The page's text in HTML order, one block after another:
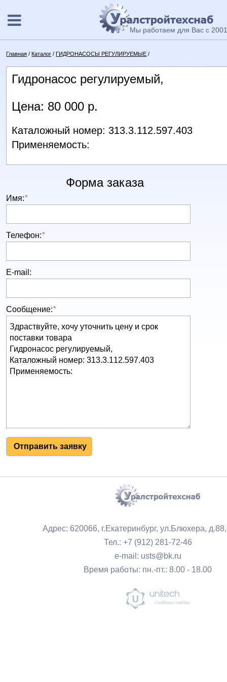
Мы работаем для Вас с
Главная /Каталог /ГИДРОНАСОСЫ РЕГУЛИРУЕМЫЕ /
Гидронасос регулируемый,
Цена: 80 000 р.
Каталожный номер: 313.3.112.597.403
Применяемость:
Форма заказа
Имя:*
Телефон:*
E-mail:
Сообщение:*
Адрес: 620066, г.Екатеринбург, ул.Блюхера,
Тел.: +7 (912) 281-72-46
e-mail: usts@bk.ru
Время работы: пн.-пт.: 8.00 - 18.00